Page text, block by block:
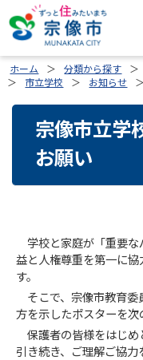
ホーム 分類から探す
市立学校
お知らせ
宗像市立学
お願い
学校と家庭が「重要な
益と人権尊重を第一に
す。
そこで、宗像市教育委
方を示したポスターを次
保護者の皆様をはじめ
引き続き、ご理解ご協力